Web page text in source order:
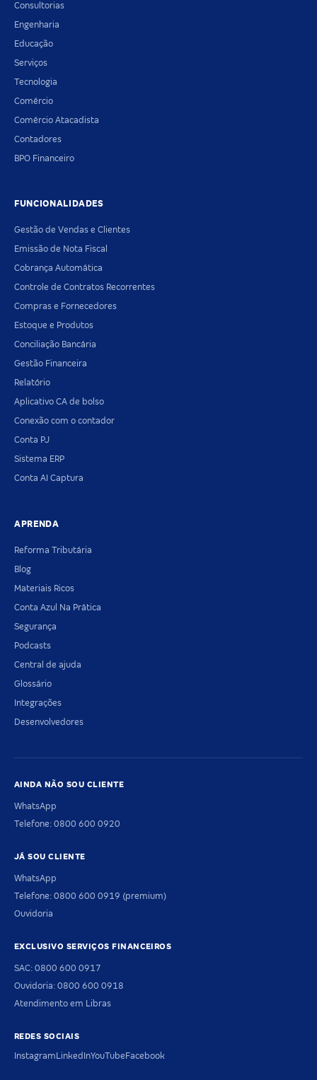
Consultorias
Engenharia
Educação
Serviços
Tecnologia
Comércio
Comércio Atacadista
Contadores
BPO Financeiro
FUNCIONALIDADES
Gestão de Vendas e Clientes
Emissão de Nota Fiscal
Cobrança Automática
Controle de Contratos Recorrentes
Compras e Fornecedores
Estoque e Produtos
Conciliação Bancária
Gestão Financeira
Relatório
Aplicativo CA de bolso
Conexão com o contador
Conta PJ
Sistema ERP
Conta AI Captura
APRENDA
Reforma Tributária
Blog
Materiais Ricos
Conta Azul Na Prática
Segurança
Podcasts
Central de ajuda
Glossário
Integrações
Desenvolvedores
AINDA NÃO SOU CLIENTE
WhatsApp
Telefone: 0800 600 0920
JÁ SOU CLIENTE
WhatsApp
Telefone: 0800 600 0919 (premium)
Ouvidoria
EXCLUSIVO SERVIÇOS FINANCEIROS
SAC: 0800 600 0917
Ouvidoria: 0800 600 0918
Atendimento em Libras
REDES SOCIAIS
InstagramLinkedInYouTubeFacebook